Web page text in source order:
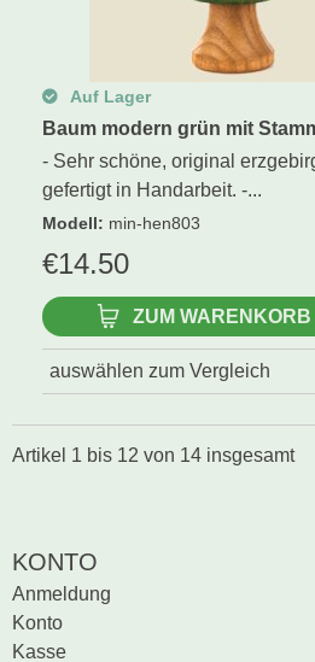
Auf Lager
Baum modern grün mit
- Sehr schöne, original
gefertigt in Handarbeit. -...
Modell: min-hen803
€14.50
ZUM WARENKORB
auswählen zum Vergleich
Artikel 1 bis 12 von 14 insgesamt
KONTO
Anmeldung
Konto
Kasse